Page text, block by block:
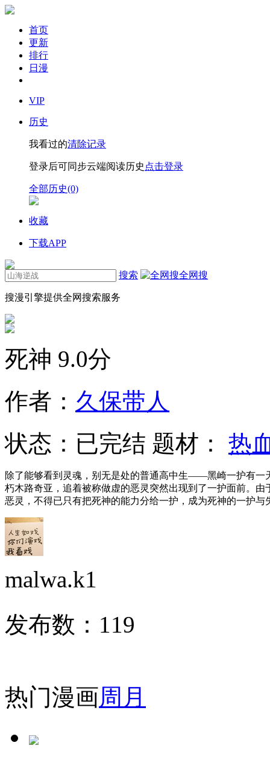
首页
更新
排行
日漫
VIP
历史
我看过的清除记录
登录后可同步云端阅读历史 点击登录
全部历史(0)
收藏
下载APP
搜索 全网搜
搜漫引擎提供全网搜索服务
死神 9.0分
作者： 久保带人
状态： 已完结 题材： 热
除了能够看到灵魂，别无是处的普通高中生——黑崎一护有
朽木路奇亚，追着被称做虚的恶灵突然出现到了一护面前。
恶灵，不得已只有把死神的能力分给一护，成为死神的一护与
malwa.k1
发布数： 119
热门漫画周 月